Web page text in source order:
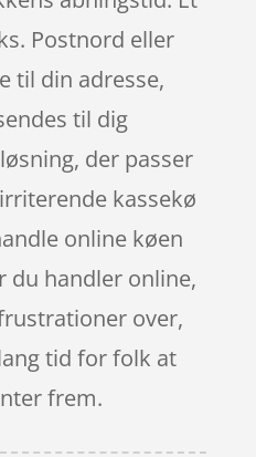
Postnord eller
til din adresse,
til dig
der passer
kassekø
online køen
du handler online,
over,
tid for folk at
frem.